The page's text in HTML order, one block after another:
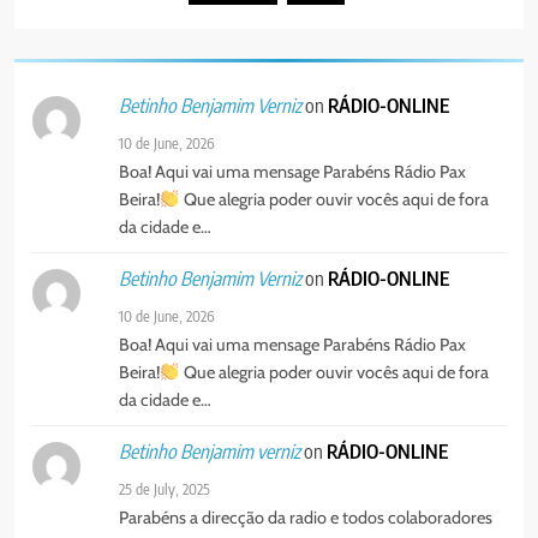
encontro de revitalização na
Diocese de Chimoio
PORTUGUÊS
“Um movimento eclesial sem
Cristo como centro é uma simples
organização humana” – defende o
Padre Mubango
MERCADO DE INHAMÍZUA:
TRANSFERÊNCIA DOS
VENDEDORES FOI ACEITE, MAS
SURGIRAM RESISTÊNCIAS PELO
PORTUGUÊS SOCIEDADE
Betinho Benjamim Vernizon RÁDIO-ONLINE
10 de June, 2026
Boa! Aqui vai uma mensage Parabéns Rádio Pax
Beira!
Que alegria poder ouvir vocês aqui de fora
da cidade e…
Betinho Benjamim Vernizon RÁDIO-ONLINE
10 de June, 2026
Boa! Aqui vai uma mensage Parabéns Rádio Pax
Beira!
Que alegria poder ouvir vocês aqui de fora
da cidade e…
Betinho Benjamim vernizon RÁDIO-ONLINE
25 de July, 2025
Parabéns a direcção da radio e todos colaboradores